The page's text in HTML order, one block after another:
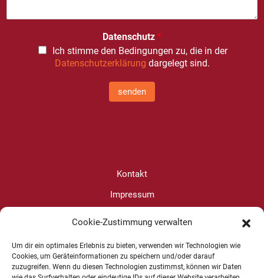
Cookie-Zustimmung verwalten
Um dir ein optimales Erlebnis zu bieten, verwenden wir Technologien wie
Cookies, um Geräteinformationen zu speichern und/oder darauf
zuzugreifen. Wenn du diesen Technologien zustimmst, können wir Daten
Datenschutz *
Ich stimme den Bedingungen zu, die in der
Datenschutzerklärung dargelegt sind.
senden
Kontakt
Impressum